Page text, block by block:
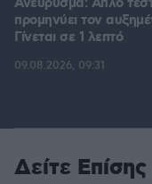
Ανεύρυσμα: Απλό
προμηνύει τον
Γίνεται σε 1 λεπτό
09.08.2026, 09:31
Δείτε Επίσης